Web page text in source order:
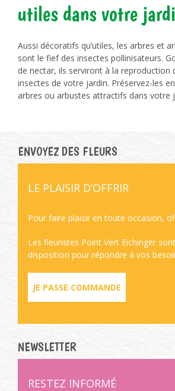
utiles dans votre
Aussi décoratifs qu’utiles, les arbres et
sont le fief des insectes pollinisateurs.
de nectar, ils serviront à la reproduction
insectes de votre jardin. Préservez-les
arbres ou arbustes attractifs dans votre
ENVOYEZ DES FLEURS
LE PLAISIR D’OFFRIR
Pour faire plaisir en toute occasion,
Les fleuristes Point Vert Eichinger
disposition pour répondre à vos
JE PASSE COMMANDE
NEWSLETTER
RESTEZ INFORMÉ